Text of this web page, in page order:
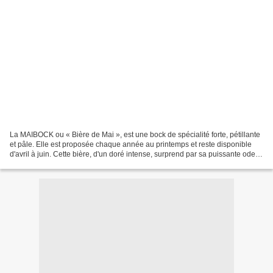
La MAIBOCK ou « Bière de Mai », est une bock de spécialité forte, pétillante
et pâle. Elle est proposée chaque année au printemps et reste disponible
d'avril à juin. Cette bière, d'un doré intense, surprend par sa puissante odeur